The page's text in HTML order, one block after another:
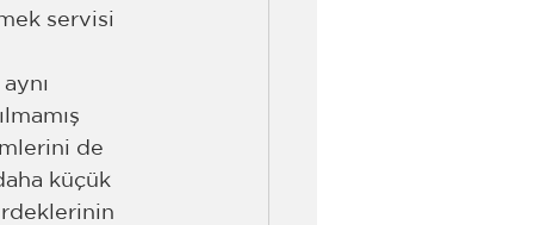
servisi
de
küçük